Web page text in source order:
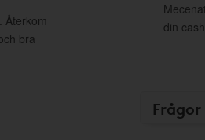
Återkom
bra
din